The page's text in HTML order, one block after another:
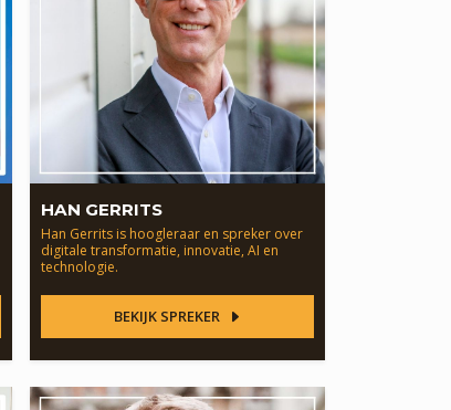
HAN GERRITS
Han Gerrits is hoogleraar en spreker over
digitale transformatie, innovatie, AI en
technologie.
BEKIJK SPREKER